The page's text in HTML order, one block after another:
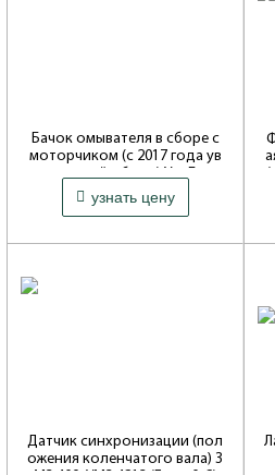
Бачок омывателя в сборе с
моторчиком (с 2017 года ув
нка (ОАО УАЗ) 2206-95-52080
1 080 ₽
узнать цену
Датчик синхронизации (пол
ожения коленчатого вала) З